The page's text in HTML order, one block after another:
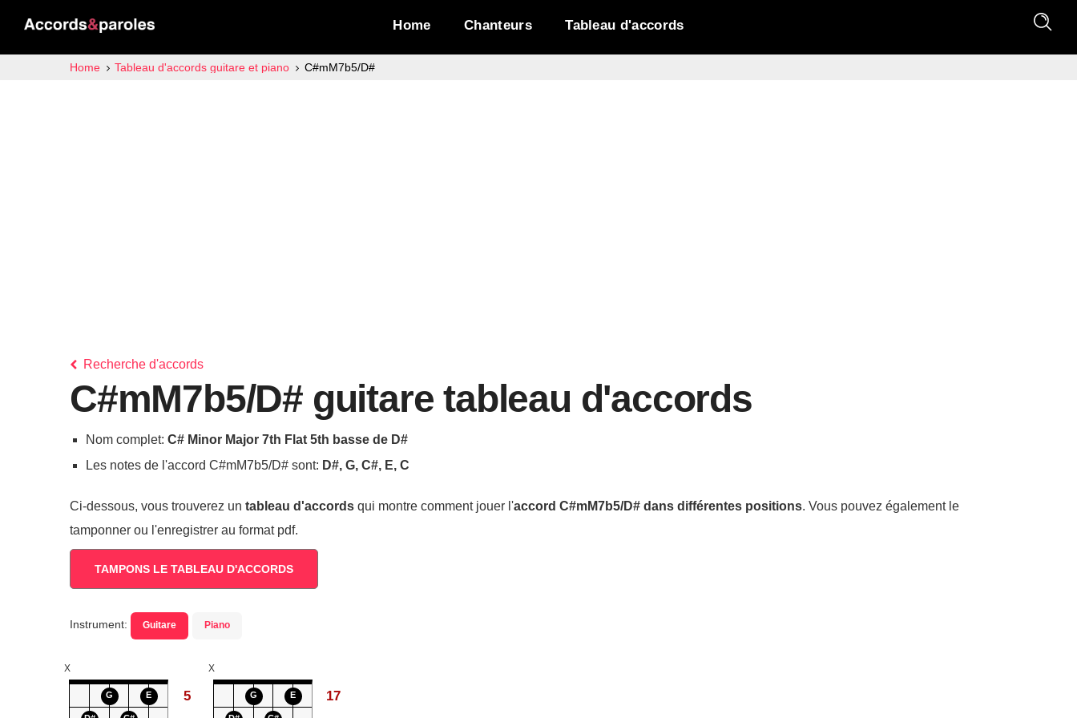
Home Chanteurs Tableau d'accords
Home Tableau d'accords guitare et piano C#mM7b5/D#
Recherche d'accords
C#mM7b5/D# guitare tableau d'accords
Nom complet: C# Minor Major 7th Flat 5th basse de D#
Les notes de l'accord C#mM7b5/D# sont: D#, G, C#, E, C
Ci-dessous, vous trouverez un tableau d'accords qui montre comment jouer l'accord C#mM7b5/D# dans différentes positions. Vous pouvez également le
tamponner ou l'enregistrer au format pdf.
TAMPONS LE TABLEAU D'ACCORDS
Instrument: Guitare Piano
G E
X
5 G E
X
17